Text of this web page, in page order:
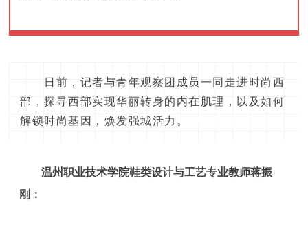
日前，记者与青年观察团成员一同走进时尚西
部，探寻西部实现华丽转身的内在肌理，以及如何
解锁时尚基因，焕发强城活力。
温州职业技术学院鞋类设计与工艺专业教师蒋振
刚：